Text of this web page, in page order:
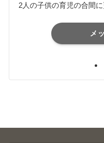
2人の子供の育児の合間に
メ